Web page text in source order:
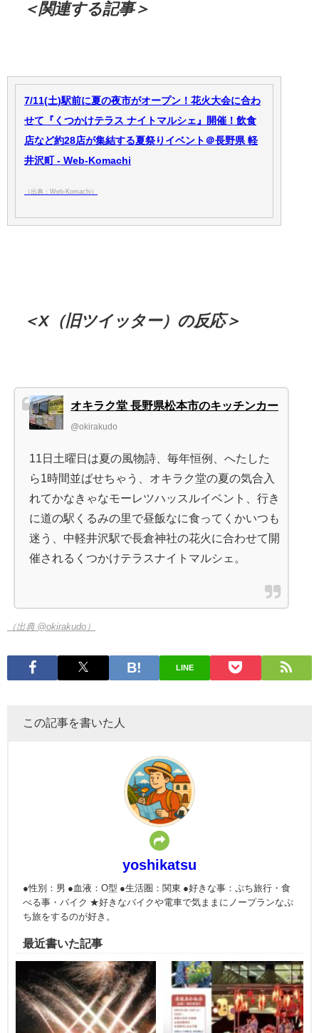
＜関連する記事＞
7/11(土)駅前に夏の夜市がオープン！花火大会に合わ
せて『くつかけテラス ナイトマルシェ』開催！飲食
店など約28店が集結する夏祭りイベント＠長野県 軽
井沢町 - Web-Komachi
（出典：Web-Komachi）
＜X（旧ツイッター）の反応＞
オキラク堂 長野県松本市のキッチンカー
@okirakudo
11日土曜日は夏の風物詩、毎年恒例、へたした
ら1時間並ばせちゃう、オキラク堂の夏の気合入
れてかなきゃなモーレツハッスルイベント、行き
に道の駅くるみの里で昼飯なに食ってくかいつも
迷う、中軽井沢駅で長倉神社の花火に合わせて開
催されるくつかけテラスナイトマルシェ。
（出典 @okirakudo）
LINE
この記事を書いた人
yoshikatsu
●性別：男 ●血液：O型 ●生活圏：関東 ●好きな事：ぷち旅行・食
べる事・バイク ★好きなバイクや電車で気ままにノープランなぷ
ち旅をするのが好き。
最近書いた記事